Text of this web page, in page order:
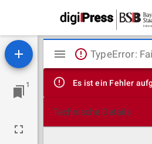
1
Mirador
Viewer
TypeError:
Es ist ein Fehler
Technische Details